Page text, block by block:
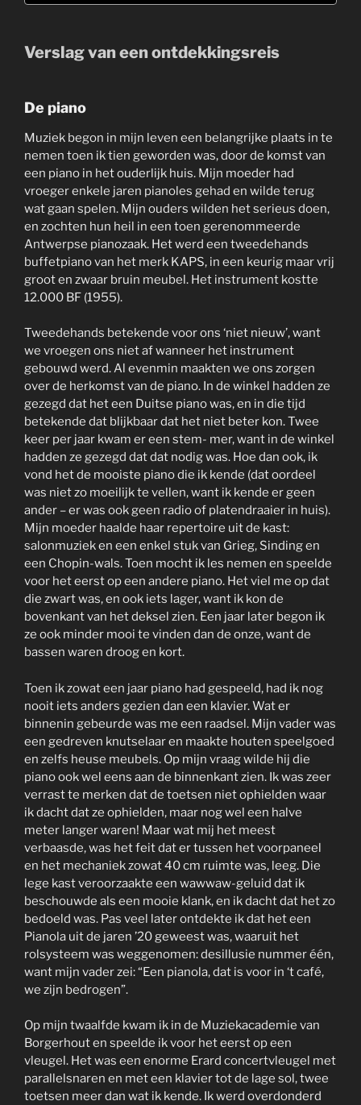
Verslag van een ontdekkingsreis
De piano
Muziek begon in mijn leven een belangrijke plaats in te
nemen toen ik tien geworden was, door de komst van
een piano in het ouderlijk huis. Mijn moeder had
vroeger enkele jaren pianoles gehad en wilde terug
wat gaan spelen. Mijn ouders wilden het serieus doen,
en zochten hun heil in een toen gerenommeerde
Antwerpse pianozaak. Het werd een tweedehands
buffetpiano van het merk KAPS, in een keurig maar vrij
groot en zwaar bruin meubel. Het instrument kostte
12.000 BF (1955).
Tweedehands betekende voor ons ‘niet nieuw’, want
we vroegen ons niet af wanneer het instrument
gebouwd werd. Al evenmin maakten we ons zorgen
over de herkomst van de piano. In de winkel hadden ze
gezegd dat het een Duitse piano was, en in die tijd
betekende dat blijkbaar dat het niet beter kon. Twee
keer per jaar kwam er een stem- mer, want in de winkel
hadden ze gezegd dat dat nodig was. Hoe dan ook, ik
vond het de mooiste piano die ik kende (dat oordeel
was niet zo moeilijk te vellen, want ik kende er geen
ander – er was ook geen radio of platendraaier in huis).
Mijn moeder haalde haar repertoire uit de kast:
salonmuziek en een enkel stuk van Grieg, Sinding en
een Chopin-wals. Toen mocht ik les nemen en speelde
voor het eerst op een andere piano. Het viel me op dat
die zwart was, en ook iets lager, want ik kon de
bovenkant van het deksel zien. Een jaar later begon ik
ze ook minder mooi te vinden dan de onze, want de
bassen waren droog en kort.
Toen ik zowat een jaar piano had gespeeld, had ik nog
nooit iets anders gezien dan een klavier. Wat er
binnenin gebeurde was me een raadsel. Mijn vader was
een gedreven knutselaar en maakte houten speelgoed
en zelfs heuse meubels. Op mijn vraag wilde hij die
piano ook wel eens aan de binnenkant zien. Ik was zeer
verrast te merken dat de toetsen niet ophielden waar
ik dacht dat ze ophielden, maar nog wel een halve
meter langer waren! Maar wat mij het meest
verbaasde, was het feit dat er tussen het voorpaneel
en het mechaniek zowat 40 cm ruimte was, leeg. Die
lege kast veroorzaakte een wawwaw-geluid dat ik
beschouwde als een mooie klank, en ik dacht dat het zo
bedoeld was. Pas veel later ontdekte ik dat het een
Pianola uit de jaren ’20 geweest was, waaruit het
rolsysteem was weggenomen: desillusie nummer één,
want mijn vader zei: “Een pianola, dat is voor in ‘t café,
we zijn bedrogen”.
Op mijn twaalfde kwam ik in de Muziekacademie van
Borgerhout en speelde ik voor het eerst op een
vleugel. Het was een enorme Erard concertvleugel met
parallelsnaren en met een klavier tot de lage sol, twee
toetsen meer dan wat ik kende. Ik werd overdonderd